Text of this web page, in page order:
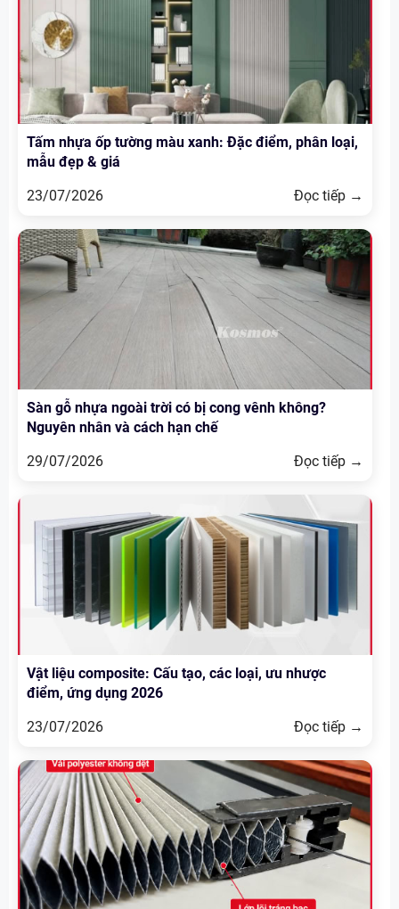
Tấm nhựa ốp tường màu xanh: Đặc điểm, phân loại,
mẫu đẹp & giá
23/07/2026
Đọc tiếp →
Sàn gỗ nhựa ngoài trời có bị cong vênh không?
Nguyên nhân và cách hạn chế
29/07/2026
Đọc tiếp →
Vật liệu composite: Cấu tạo, các loại, ưu nhược
điểm, ứng dụng 2026
23/07/2026
Đọc tiếp →